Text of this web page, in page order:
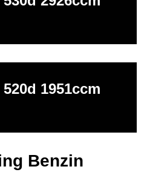
1951ccm
Benzin